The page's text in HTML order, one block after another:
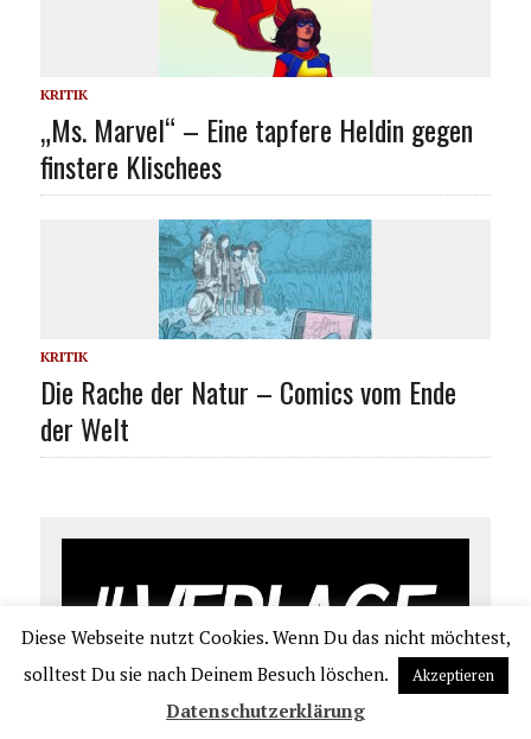
KRITIK
„Ms. Marvel“ – Eine tapfere Heldin gegen
finstere Klischees
KRITIK
Die Rache der Natur – Comics vom Ende
der Welt
Diese Webseite nutzt Cookies. Wenn Du das nicht möchtest,
solltest Du sie nach Deinem Besuch löschen.
Akzeptieren
Datenschutzerklärung